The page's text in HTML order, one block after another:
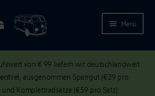
Menü
von € 99 liefern wir deutschlandweit
, ausgenommen Sperrgut (€29 pro
und Komplettradsätze (€59 pro Satz).